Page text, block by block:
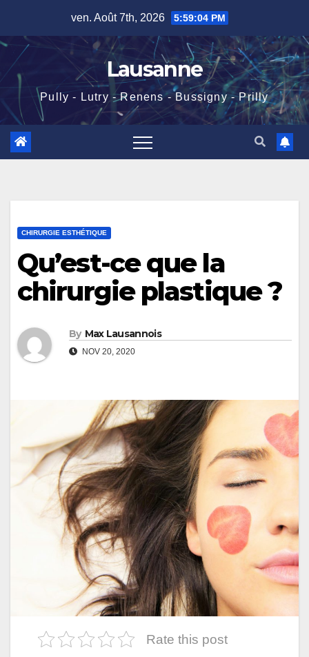
content
ven. Août 7th, 2026 5:59:05 PM
Lausanne
Pully - Lutry - Renens - Bussigny - Prilly
CHIRURGIE ESTHÉTIQUE
Qu’est-ce que la
chirurgie plastique ?
By Max Lausannois
NOV 20, 2020
Rate this post